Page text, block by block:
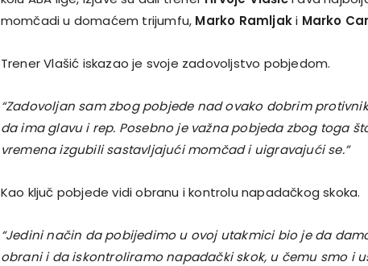
momčadi u domaćem trijumfu, Marko Ramljaki Marko
Trener Vlašić iskazao je svoje zadovoljstvo pobjedom.
“Zadovoljan sam zbog pobjede nad ovako dobrim
da ima glavu i rep. Posebno je važna pobjeda zbog toga
vremena izgubili sastavljajući momčad i uigravajući se.”
Kao ključ pobjede vidi obranu i kontrolu napadačkog skoka.
“Jedini način da pobijedimo u ovoj utakmici bio je da
obrani i da iskontroliramo napadački skok, u čemu smo i